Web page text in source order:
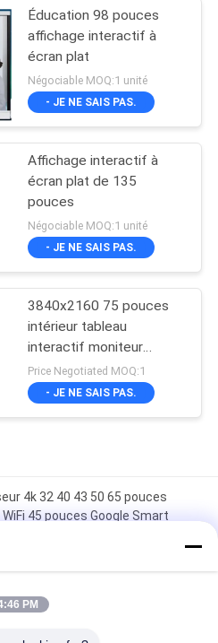
Éducation 98 pouces
affichage interactif à
écran plat
Négociable MOQ:1 unité
- JE NE SAIS PAS.
Affichage interactif à
écran plat de 135
pouces
Négociable MOQ:1 unité
- JE NE SAIS PAS.
3840x2160 75 pouces
intérieur tableau
interactif moniteur
infrarouge RoHS
Price Negotiated MOQ:1
- JE NE SAIS PAS.
4k 32 40 43 50 65 pouces
45 pouces Google Smart
à écran plat Interactif
PM